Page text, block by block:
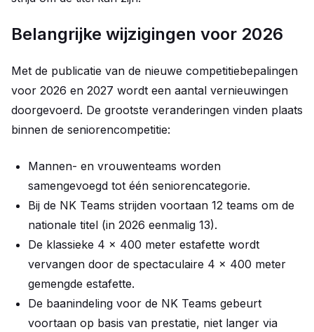
Belangrijke wijzigingen voor 2026
Met de publicatie van de nieuwe competitiebepalingen
voor 2026 en 2027 wordt een aantal vernieuwingen
doorgevoerd. De grootste veranderingen vinden plaats
binnen de seniorencompetitie:
Mannen- en vrouwenteams worden
samengevoegd tot één seniorencategorie.
Bij de NK Teams strijden voortaan 12 teams om de
nationale titel (in 2026 eenmalig 13).
De klassieke 4 x 400 meter estafette wordt
vervangen door de spectaculaire 4 x 400 meter
gemengde estafette.
De baanindeling voor de NK Teams gebeurt
voortaan op basis van prestatie, niet langer via